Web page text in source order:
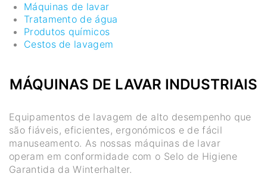
Máquinas de lavar
Tratamento de água
Produtos químicos
Cestos de lavagem
MÁQUINAS DE LAVAR INDUSTRIAIS
Equipamentos de lavagem de alto desempenho que
são fiáveis, eficientes, ergonómicos e de fácil
manuseamento. As nossas máquinas de lavar
operam em conformidade com o Selo de Higiene
Garantida da Winterhalter.